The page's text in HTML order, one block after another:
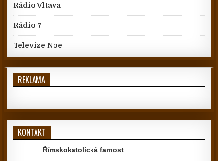
Rádio Vltava
Rádio 7
Televize Noe
REKLAMA
KONTAKT
Římskokatolická farnost